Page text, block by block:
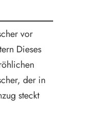
vor
Dieses
der in
steckt